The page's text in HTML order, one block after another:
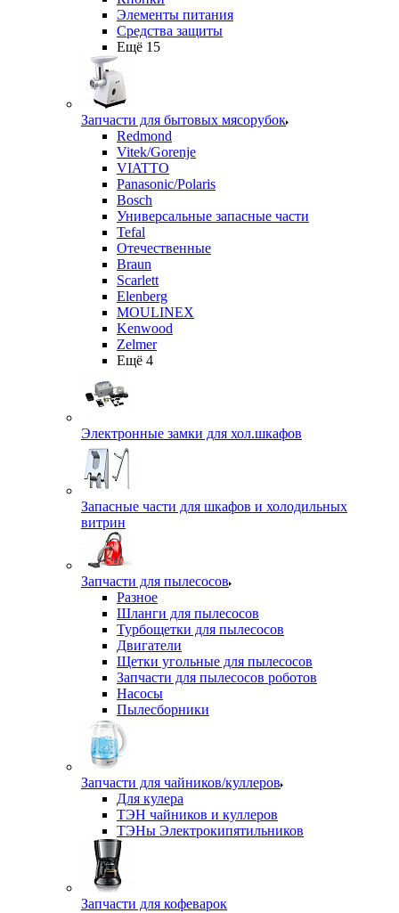
Элементы питания
Средства защиты
Ещё 15
Запчасти для бытовых мясорубок
Redmond
Vitek/Gorenje
VIATTO
Panasonic/Polaris
Bosch
Универсальные запасные части
Tefal
Отечественные
Braun
Scarlett
Elenberg
MOULINEX
Kenwood
Zelmer
Ещё 4
Электронные замки для хол.шкафов
Запасные части для шкафов и холодильных
витрин
Запчасти для пылесосов
Разное
Шланги для пылесосов
Турбощетки для пылесосов
Двигатели
Щетки угольные для пылесосов
Запчасти для пылесосов роботов
Насосы
Пылесборники
Запчасти для чайников/куллеров
Для кулера
ТЭН чайников и куллеров
ТЭНы Электрокипятильников
Запчасти для кофеварок